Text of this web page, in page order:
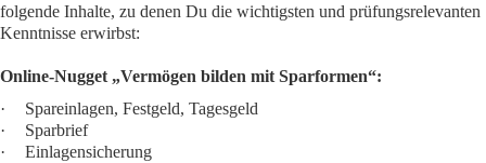
folgende Inhalte, zu denen Du die wichtigsten und prüfungsrelevanten
Kenntnisse erwirbst:
Online-Nugget „Vermögen bilden mit Sparformen“:
·
Spareinlagen, Festgeld, Tagesgeld
·
Sparbrief
·
Einlagensicherung